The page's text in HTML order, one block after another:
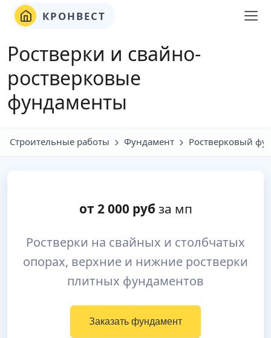
КРОНВЕСТ
Ростверки и свайно-
ростверковые
фундаменты
Строительные работы Фундамент Ростверковый
от 2 000руб за мп
Ростверки на свайных и столбчатых
опорах, верхние и нижние ростверки
плитных фундаментов
Заказать фундамент